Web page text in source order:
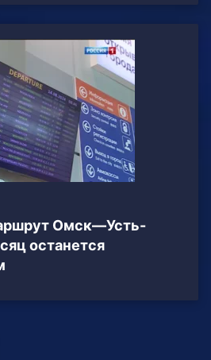
Омск—Усть-
останется